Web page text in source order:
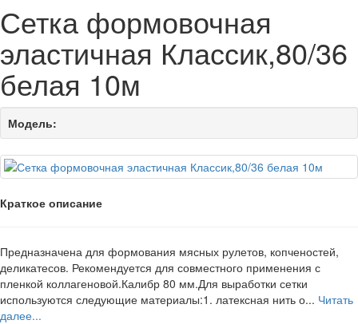
Сетка формовочная
эластичная Классик,80/36
белая 10м
Модель:
Краткое описание
Предназначена для формования мясных рулетов, копченостей,
деликатесов. Рекомендуется для совместного применения с
пленкой коллагеновой.Калибр 80 мм.Для выработки сетки
используются следующие материалы:1. латексная нить о... Читать
далее...